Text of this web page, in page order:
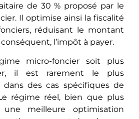
de 30 % proposé par le
Il optimise ainsi la fiscalité
réduisant le montant
l’impôt à payer.
micro-foncier soit plus
il est rarement le plus
dans des cas spécifiques de
régime réel, bien que plus
une meilleure optimisation